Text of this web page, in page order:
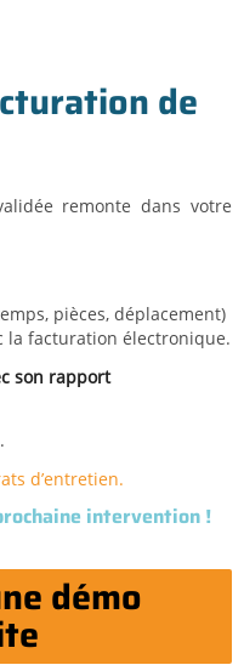
de
remonte dans votre
pièces, déplacement)
la facturation électronique.
son rapport
d’entretien.
intervention !
démo